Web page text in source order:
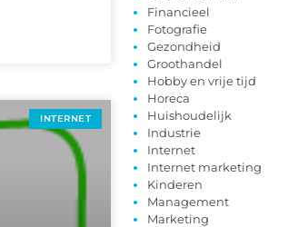
INTERNET
Financieel
Fotografie
Gezondheid
Groothandel
Hobby en vrije tijd
Horeca
Huishoudelijk
Industrie
Internet
Internet marketing
Kinderen
Management
Marketing